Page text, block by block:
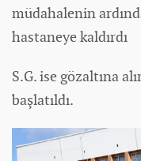
müdahalenin
hastaneye kaldırdı
S.G. ise gözaltına
başlatıldı.